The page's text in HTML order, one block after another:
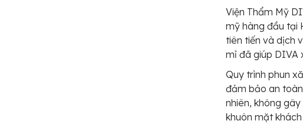
Viện Thẩm Mỹ
mỹ hàng đầu tại
tiên tiến và dịch
mỉ đã giúp DIVA
Quy trình phun
đảm bảo an
nhiên, không
khuôn mặt khách